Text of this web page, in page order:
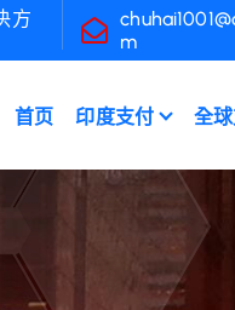
方
m
首页 印度支付 全